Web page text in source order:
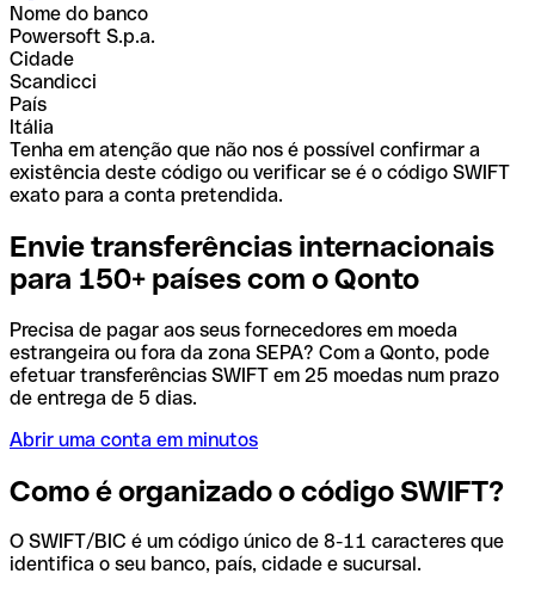
Nome do banco
Powersoft S.p.a.
Cidade
Scandicci
País
Itália
Tenha em atenção que não nos é possível confirmar a
existência deste código ou verificar se é o código SWIFT
exato para a conta pretendida.
Envie transferências internacionais
para 150+ países com o Qonto
Precisa de pagar aos seus fornecedores em moeda
estrangeira ou fora da zona SEPA? Com a Qonto, pode
efetuar transferências SWIFT em 25 moedas num prazo
de entrega de 5 dias.
Abrir uma conta em minutos
Como é organizado o código SWIFT?
O SWIFT/BIC é um código único de 8-11 caracteres que
identifica o seu banco, país, cidade e sucursal.